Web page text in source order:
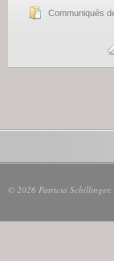
Communiqués
© 2026 Patricia Schillinger.